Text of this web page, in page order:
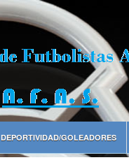
DEPORTIVIDAD/GOLEADORES